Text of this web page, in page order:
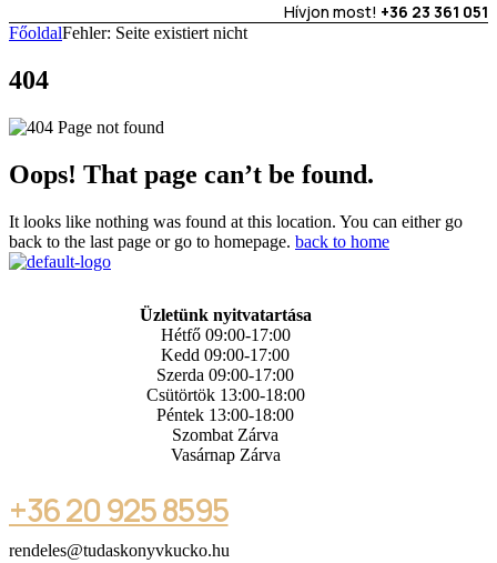
Hívjon most! +36 23 361 051
FőoldalFehler: Seite existiert nicht
404
Oops! That page can’t be found.
It looks like nothing was found at this location. You can either go
back to the last page or go to homepage. back to home
Üzletünk nyitvatartása
Hétfő 09:00-17:00
Kedd 09:00-17:00
Szerda 09:00-17:00
Csütörtök 13:00-18:00
Péntek 13:00-18:00
Szombat Zárva
Vasárnap Zárva
+36 20 925 8595
rendeles@tudaskonyvkucko.hu